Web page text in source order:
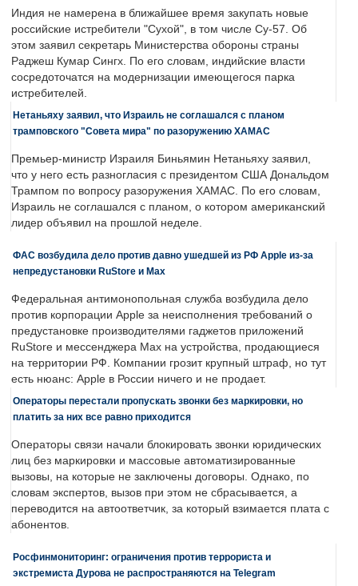
Индия не намерена в ближайшее время закупать новые
российские истребители "Сухой", в том числе Су-57. Об
этом заявил секретарь Министерства обороны страны
Раджеш Кумар Сингх. По его словам, индийские власти
сосредоточатся на модернизации имеющегося парка
истребителей.
Нетаньяху заявил, что Израиль не соглашался с планом
трамповского "Совета мира" по разоружению ХАМАС
Премьер-министр Израиля Биньямин Нетаньяху заявил,
что у него есть разногласия с президентом США Дональдом
Трампом по вопросу разоружения ХАМАС. По его словам,
Израиль не соглашался с планом, о котором американский
лидер объявил на прошлой неделе.
ФАС возбудила дело против давно ушедшей из РФ Apple из-за
непредустановки RuStore и Max
Федеральная антимонопольная служба возбудила дело
против корпорации Apple за неисполнения требований о
предустановке производителями гаджетов приложений
RuStore и мессенджера Max на устройства, продающиеся
на территории РФ. Компании грозит крупный штраф, но тут
есть нюанс: Apple в России ничего и не продает.
Операторы перестали пропускать звонки без маркировки, но
платить за них все равно приходится
Операторы связи начали блокировать звонки юридических
лиц без маркировки и массовые автоматизированные
вызовы, на которые не заключены договоры. Однако, по
словам экспертов, вызов при этом не сбрасывается, а
переводится на автоответчик, за который взимается плата с
абонентов.
Росфинмониторинг: ограничения против террориста и
экстремиста Дурова не распространяются на Telegram